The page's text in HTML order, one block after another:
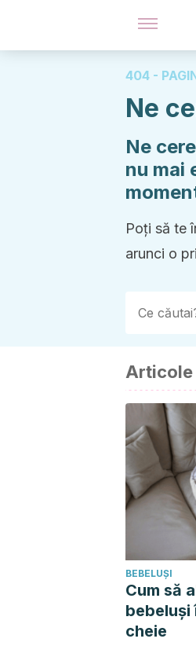
404 -
Ne
Ne
nu mai
Poți să te
arunci o
Articole
BEBELUȘI
Cum să
bebeluși
cheie